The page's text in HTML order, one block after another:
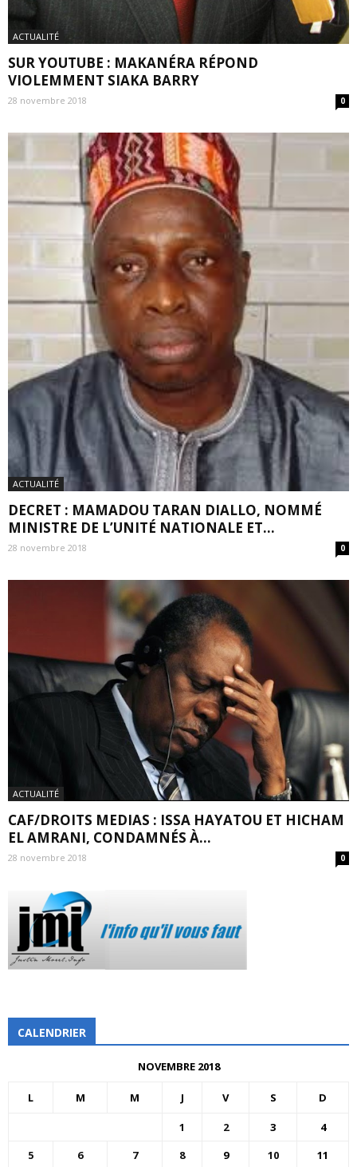
ACTUALITÉ
SUR YOUTUBE : MAKANÉRA RÉPOND
VIOLEMMENT SIAKA BARRY
28 novembre 2018 0
ACTUALITÉ
DECRET : MAMADOU TARAN DIALLO, NOMMÉ
MINISTRE DE L’UNITÉ NATIONALE ET...
28 novembre 2018 0
ACTUALITÉ
CAF/DROITS MEDIAS : ISSA HAYATOU ET HICHAM
EL AMRANI, CONDAMNÉS À...
28 novembre 2018 0
CALENDRIER
NOVEMBRE 2018
L M M J V S D
1 2 3
4
5
6 7 8 9 10 11